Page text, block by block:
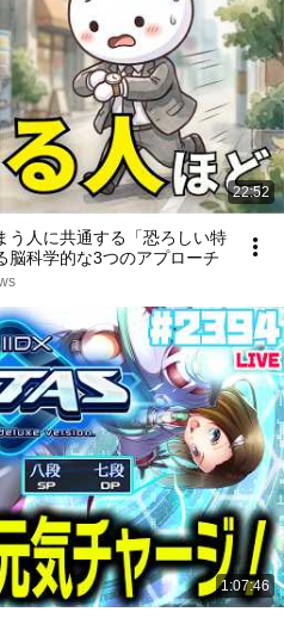
22:52
う人に共通する「恐ろしい特
脳科学的な3つのアプローチ
1:07:46